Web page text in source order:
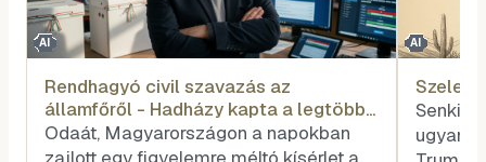
AI
Rendhagyó civil szavazás az
államfőről - Hadházy kapta a legtöbb
voksot
Odaát, Magyarországon a napokban
AI
Szele
Senkit